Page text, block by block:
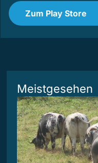
Zum Play Store
Meistgesehen